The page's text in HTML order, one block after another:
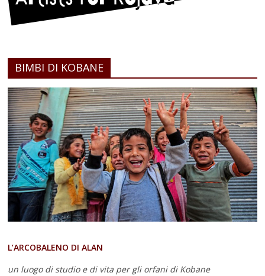
BIMBI DI KOBANE
L’ARCOBALENO DI ALAN
un luogo di studio e di vita per gli orfani di Kobane